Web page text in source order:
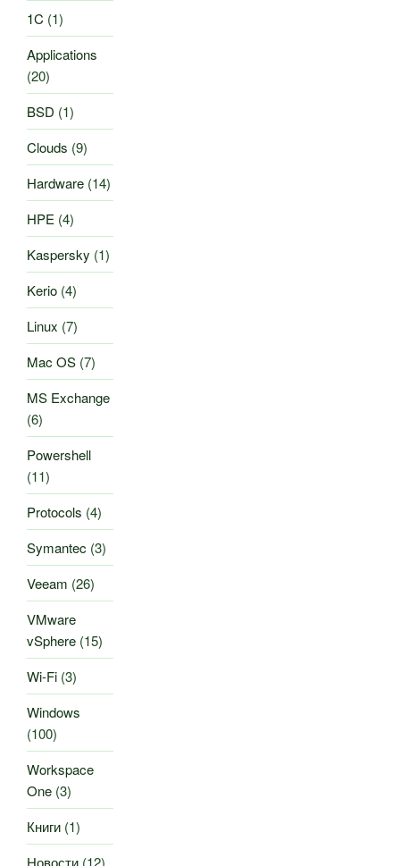
1C (1)
Applications
(20)
BSD (1)
Clouds (9)
Hardware (14)
HPE (4)
Kaspersky (1)
Kerio (4)
Linux (7)
Mac OS (7)
MS Exchange
(6)
Powershell
(11)
Protocols (4)
Symantec (3)
Veeam (26)
VMware
vSphere (15)
Wi-Fi (3)
Windows
(100)
Workspace
One (3)
Книги (1)
Новости (12)